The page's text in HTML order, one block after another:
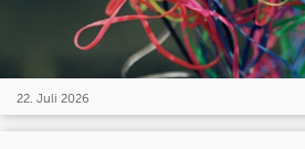
22. Juli 2026